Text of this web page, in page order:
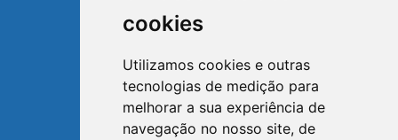
cookies
Utilizamos cookies e outras
tecnologias de medição para
melhorar a sua experiência de
navegação no nosso site, de
TRIUNFO
RIO GRANDE DO SUL